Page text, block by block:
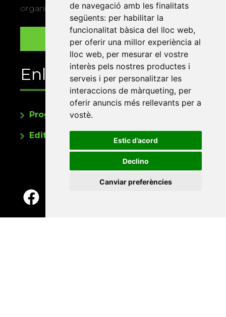
de navegació amb les finalitats
següents: per habilitar la
funcionalitat bàsica del lloc web,
per oferir una millor experiència al
lloc web, per mesurar el vostre
interès pels nostres productes i
serveis i per personalitzar les
interaccions de màrqueting, per
oferir anuncis més rellevants per a
vostè.
Estic d’acord
Declino
Canviar preferències
organitza la Xarxa Vives.
Enllaços
Programa de publicacions
Editorials universitàries a Twitter